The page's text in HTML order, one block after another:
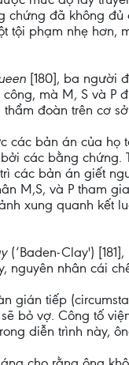
chứng đã không đủ
tội phạm nhẹ hơn,
[180], ba người
công, mà M, S và
đoàn trên cơ
các bản án của
các bằng chứng.
các bản án giết
M,S, và P tham
xung quanh kết
(‘Baden-Clay')
nguyên nhân cái
gián tiếp
bỏ vợ. Công tố
diễn trình này,